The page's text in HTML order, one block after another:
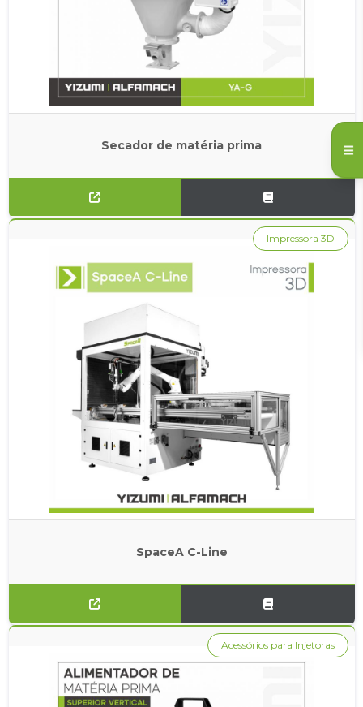
Secador de matéria prima
SpaceA C-Line
Impressora 3D
Acessórios para Injetoras